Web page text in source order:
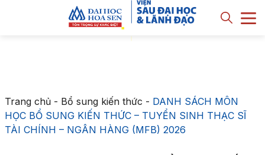
Trang chủ- Bổ sung kiến thức - DANH SÁCH MÔN
HỌC BỔ SUNG KIẾN THỨC – TUYỂN SINH THẠC SĨ
TÀI CHÍNH – NGÂN HÀNG (MFB) 2026